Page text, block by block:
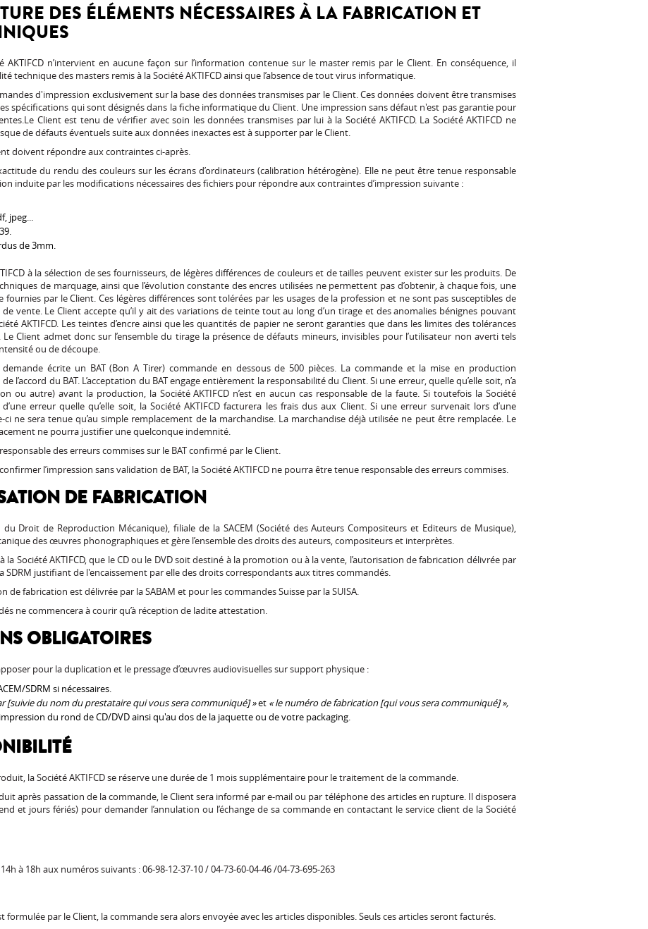
DES ÉLÉMENTS NÉCESSAIRES À LA FABRICATION ET
AKTIFCD n’intervient en aucune façon sur l’information contenue sur le master remis par le Client. En conséquence, il
technique des masters remis à la Société AKTIFCD ainsi que l’absence de tout virus informatique.
d'impression exclusivement sur la base des données transmises par le Client. Ces données doivent être transmises
spécifications qui sont désignés dans la fiche informatique du Client. Une impression sans défaut n'est pas garantie pour
Client est tenu de vérifier avec soin les données transmises par lui à la Société AKTIFCD. La Société AKTIFCD ne
de défauts éventuels suite aux données inexactes est à supporter par le Client.
doivent répondre aux contraintes ci-après.
du rendu des couleurs sur les écrans d’ordinateurs (calibration hétérogène). Elle ne peut être tenue responsable
induite par les modifications nécessaires des fichiers pour répondre aux contraintes d’impression suivante :
jpeg...
de 3mm.
à la sélection de ses fournisseurs, de légères différences de couleurs et de tailles peuvent exister sur les produits. De
de marquage, ainsi que l’évolution constante des encres utilisées ne permettent pas d’obtenir, à chaque fois, une
par le Client. Ces légères différences sont tolérées par les usages de la profession et ne sont pas susceptibles de
vente. Le Client accepte qu’il y ait des variations de teinte tout au long d’un tirage et des anomalies bénignes pouvant
AKTIFCD. Les teintes d’encre ainsi que les quantités de papier ne seront garanties que dans les limites des tolérances
Le Client admet donc sur l’ensemble du tirage la présence de défauts mineurs, invisibles pour l’utilisateur non averti tels
ou de découpe.
écrite un BAT (Bon A Tirer) commande en dessous de 500 pièces. La commande et la mise en production
l’accord du BAT. L’acceptation du BAT engage entièrement la responsabilité du Client. Si une erreur, quelle qu’elle soit, n’a
ou autre) avant la production, la Société AKTIFCD n’est en aucun cas responsable de la faute. Si toutefois la Société
erreur quelle qu’elle soit, la Société AKTIFCD facturera les frais dus aux Client. Si une erreur survenait lors d’une
ci ne sera tenue qu’au simple remplacement de la marchandise. La marchandise déjà utilisée ne peut être remplacée. Le
ne pourra justifier une quelconque indemnité.
des erreurs commises sur le BAT confirmé par le Client.
l’impression sans validation de BAT, la Société AKTIFCD ne pourra être tenue responsable des erreurs commises.
DE FABRICATION
du Droit de Reproduction Mécanique), filiale de la SACEM (Société des Auteurs Compositeurs et Editeurs de Musique),
des œuvres phonographiques et gère l’ensemble des droits des auteurs, compositeurs et interprètes.
la Société AKTIFCD, que le CD ou le DVD soit destiné à la promotion ou à la vente, l’autorisation de fabrication délivrée par
SDRM justifiant de l'encaissement par elle des droits correspondants aux titres commandés.
de fabrication est délivrée par la SABAM et pour les commandes Suisse par la SUISA.
ne commencera à courir qu’à réception de ladite attestation.
OBLIGATOIRES
pour la duplication et le pressage d’œuvres audiovisuelles sur support physique :
SDRM si nécessaires.
[suivie du nom du prestataire qui vous sera communiqué] »et « le numéro de fabrication [qui vous sera communiqué] »,
du rond de CD/DVD ainsi qu'au dos de la jaquette ou de votre packaging.
la Société AKTIFCD se réserve une durée de 1 mois supplémentaire pour le traitement de la commande.
après passation de la commande, le Client sera informé par e-mail ou par téléphone des articles en rupture. Il disposera
et jours fériés) pour demander l’annulation ou l’échange de sa commande en contactant le service client de la Société
à 18h aux numéros suivants : 06-98-12-37-10 / 04-73-60-04-46 /04-73-695-263
formulée par le Client, la commande sera alors envoyée avec les articles disponibles. Seuls ces articles seront facturés.